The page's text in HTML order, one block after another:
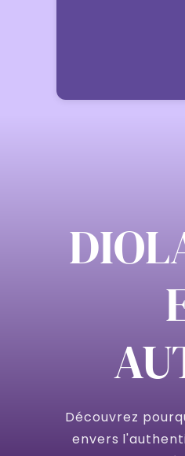
Découvrez
envers